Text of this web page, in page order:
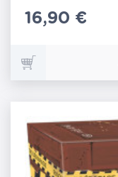
Prix
16,90 €